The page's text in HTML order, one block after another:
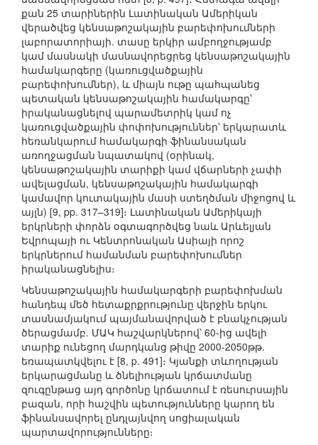
քան 25 տարիներին Լատինական Ամերիկան
վերածվեց կենսաթոշակային բարեփոխումների
լաբորատորիայի. տասը երկիր ամբողջությամբ
կամ մասնակի մասնավորեցրեց կենսաթոշակային
համակարգերը (կառուցվածքային
բարեփոխումներ), և միայն ութը պահպանեց
պետական կենսաթոշակային համակարգը՝
իրականացնելով պարամետրիկ կամ ոչ
կառուցվածքային փոփոխություններ՝ երկարատև
հեռանկարում համակարգի ֆինանսական
առողջացման նպատակով (օրինակ,
կենսաթոշակային տարիքի կամ վճարների չափի
ավելացման, կենսաթոշակային համակարգի
կամավոր կուտակային մասի ստեղծման միջոցով և
այլն) [9, pp. 317–319]։ Լատինական Ամերիկայի
երկրների փորձն օգտագործվեց նաև Արևելյան
Եվրոպայի ու Կենտրոնական Ասիայի որոշ
երկրներում համանման բարեփոխումներ
իրականացնելիս։
Կենսաթոշակային համակարգերի բարեփոխման
հանդեպ մեծ հետաքրքրությունը վերջին երկու
տասնամյակում պայմանավորված է բնակչության
ծերացմամբ. ՄԱԿ հաշվարկներով՝ 60-ից ավելի
տարիք ունեցող մարդկանց թիվը 2000-2050թթ.
եռապատկվելու է [8, p. 491]։ Կյանքի տևողության
երկարացմանը և ծնելիության կրճատմանը
զուգընթաց այդ գործոնը կրճատում է ռեսուրսային
բազան, որի հաշվին պետությունները կարող են
ֆինանսավորել ընդլայնվող սոցիալական
պարտավորությունները։